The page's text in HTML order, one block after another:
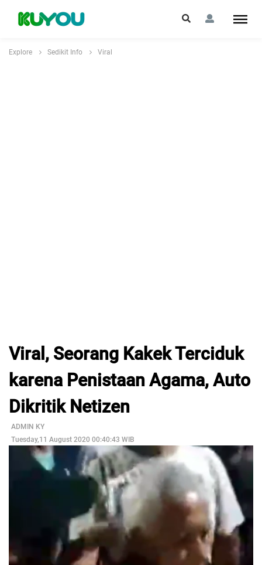
Explore Sedikit Info Viral
Viral, Seorang Kakek Terciduk
karena Penistaan Agama, Auto
Dikritik Netizen
ADMIN KY
Tuesday,11 August 2020 00:40:43 WIB